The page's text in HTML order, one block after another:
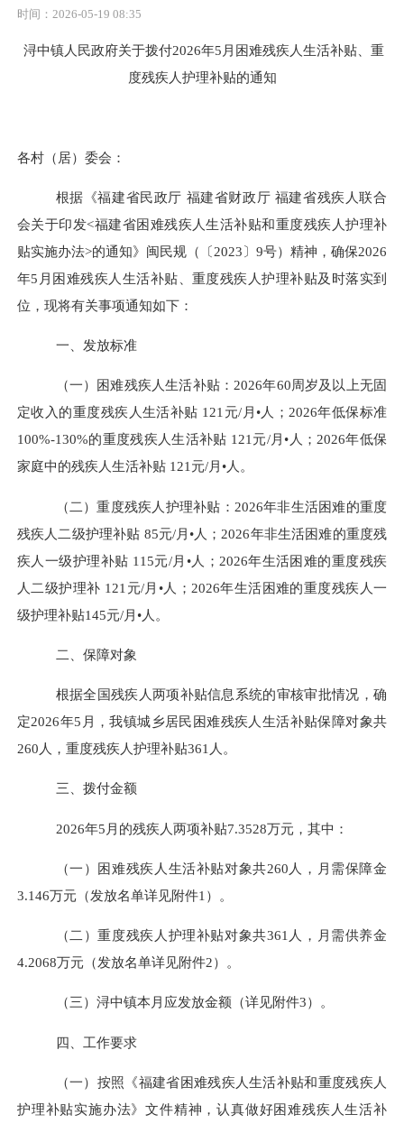
时间：2026-05-19 08:35
浔中镇人民政府关于拨付2026年5月 困难残疾人生活补贴、重
度残疾人护理补贴的通知
各村（居）委会：
根据《福建省民政厅 福建省财政厅 福建省残疾人联合
会关于印发<福建省困难残疾人生活补贴和重度残疾人护理补
贴实施办法>的通知》闽民规（〔2023〕9号）精神，确保2026
年5 月困难残疾人生活补贴、重度残疾人护理补贴及时落实到
位，现将有关事项通知如下：
一、发放标准
（一）困难残疾人生活补贴： 2026年60周岁及以上无固
定收入的重度残疾人生活补贴 121 元/月•人；2026年低保标准
100%-130%的重度残疾人生活补贴 121 元/月•人；2026年低保
家庭中的残疾人生活补贴 121 元/月•人。
（二）重度残疾人护理补贴： 2026年非生活困难的重度
残疾人二级护理补贴 85元/月•人；2026年非生活困难的重度残
疾人一级护理补贴 115元/月•人；2026年生活困难的重度残疾
人二级护理补 121 元/月•人；2026年生活困难的重度残疾人一
级护理补贴145元/月•人。
二、保障对象
根据全国残疾人两项补贴信息系统的审核审批情况，确
定2026年5 月，我镇城乡居民困难残疾人生活补贴保障对象共
260 人，重度残疾人护理补贴361 人。
三、拨付金额
2026年5 月的残疾人两项补贴7.3528万元，其中：
（一）困难残疾人生活补贴对象共260 人，月需保障金
3.146万元（发放名单详见附件1）。
（二）重度残疾人护理补贴对象共361 人，月需供养金
4.2068万元（发放名单详见附件2）。
（三） 浔中镇本月应发放金额（详见附件3）。
四、工作要求
（一）按照《福建省困难残疾人生活补贴和重度残疾人
护理补贴实施办法》文件精神，认真做好困难残疾人生活补